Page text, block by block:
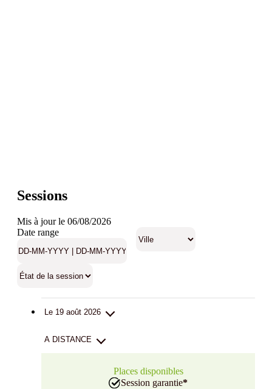
Sessions
Mis à jour le 06/08/2026
Date range
Le 19 août 2026
A DISTANCE
Places disponibles
Session garantie*